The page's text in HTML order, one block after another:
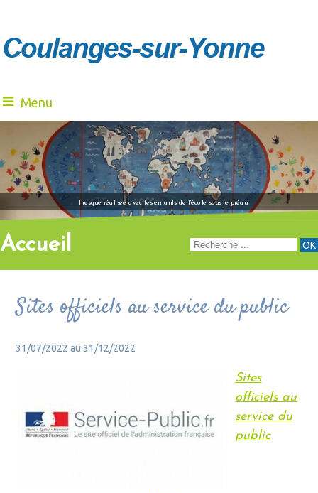
Menu
Fresque réalisée avec les enfants de l'école sous le préau
"Venez à notre
Accueil
Sites officiels au service du public
31/07/2022 au 31/12/2022
Sites
officiels au
service du
public